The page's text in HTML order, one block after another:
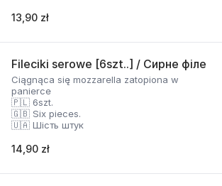
13,90 zł
Fileciki serowe [6szt..] / Сирне філе
Ciągnąca się mozzarella zatopiona w
panierce
🇵🇱 6szt.
🇬🇧 Six pieces.
🇺🇦 Шість штук
14,90 zł